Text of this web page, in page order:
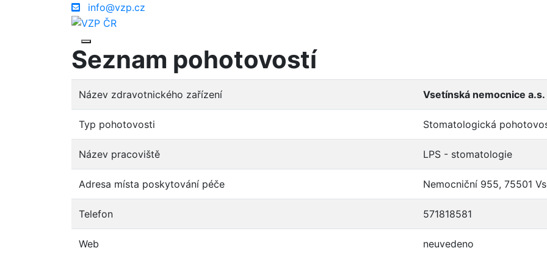
info@vzp.cz
Seznam pohotovostí
Název zdravotnického zařízení Vsetínská nemocnice a.s.
Typ pohotovosti Stomatologická
Název pracoviště LPS - stomatologie
Adresa místa poskytování péče Nemocniční 955, 75501
Telefon 571818581
Web neuvedeno